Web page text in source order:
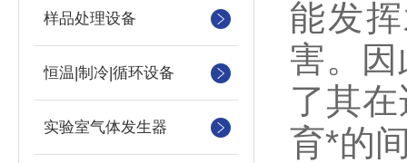
样品处理设备
恒温|制冷|循环设备
实验室气体发生器
能发
害。
了其
育*的